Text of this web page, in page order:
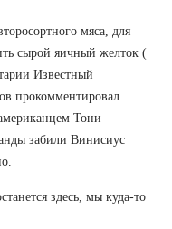
мяса, для
сырой яичный желток (
Известный
прокомментировал
Тони
забили Винисиус
здесь, мы куда-то